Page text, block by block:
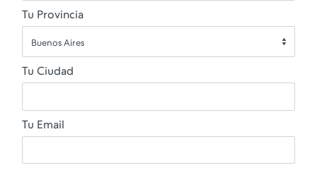
Tu Provincia
Buenos Aires
Tu Ciudad
Tu Email